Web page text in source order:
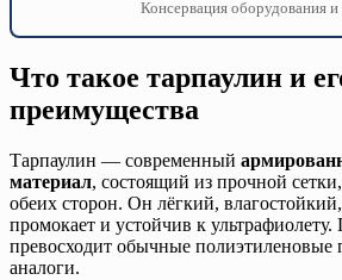
Консервация оборудования и
Что такое тарпаулин и
преимущества
Тарпаулин — современный
материал, состоящий из прочной
обеих сторон. Он лёгкий,
промокает и устойчив к
превосходит обычные полиэтиленовые
аналоги.